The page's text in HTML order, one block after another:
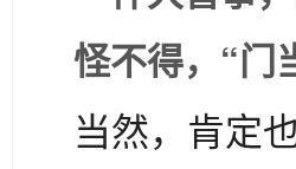
怪不得，“门
当然，肯定